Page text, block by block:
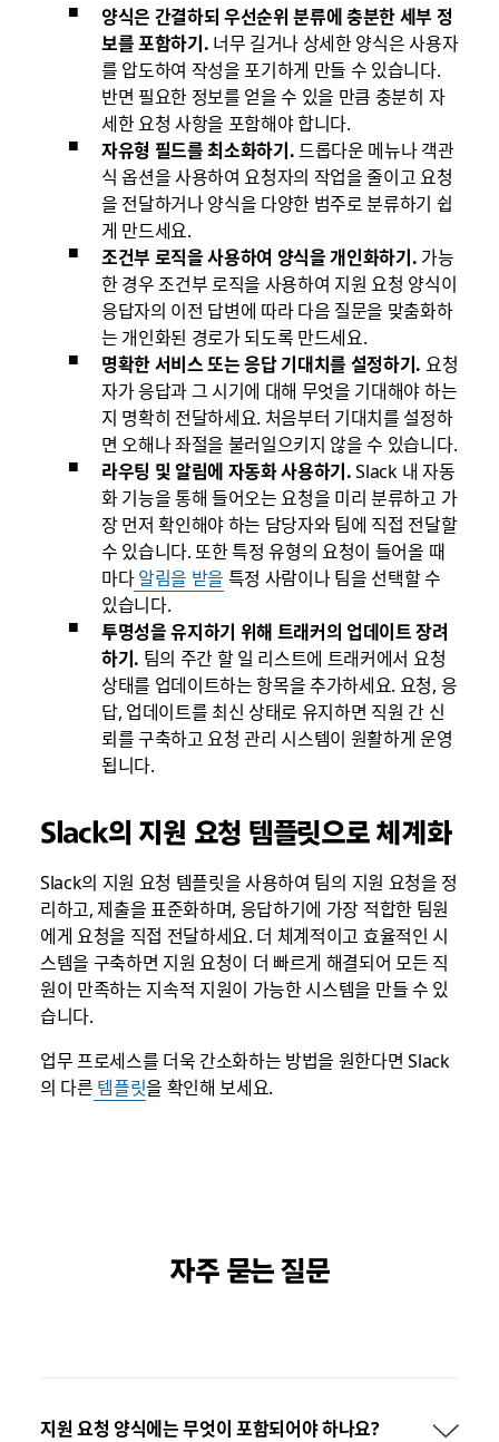
양식은 간결하되 우선순위 분류에 충분한 세부 정
보를 포함하기. 너무 길거나 상세한 양식은 사용자
를 압도하여 작성을 포기하게 만들 수 있습니다.
반면 필요한 정보를 얻을 수 있을 만큼 충분히 자
세한 요청 사항을 포함해야 합니다.
자유형 필드를 최소화하기. 드롭다운 메뉴나 객관
식 옵션을 사용하여 요청자의 작업을 줄이고 요청
을 전달하거나 양식을 다양한 범주로 분류하기 쉽
게 만드세요.
조건부 로직을 사용하여 양식을 개인화하기. 가능
한 경우 조건부 로직을 사용하여 지원 요청 양식이
응답자의 이전 답변에 따라 다음 질문을 맞춤화하
는 개인화된 경로가 되도록 만드세요.
명확한 서비스 또는 응답 기대치를 설정하기. 요청
자가 응답과 그 시기에 대해 무엇을 기대해야 하는
지 명확히 전달하세요. 처음부터 기대치를 설정하
면 오해나 좌절을 불러일으키지 않을 수 있습니다.
라우팅 및 알림에 자동화 사용하기.Slack 내 자동
화 기능을 통해 들어오는 요청을 미리 분류하고 가
장 먼저 확인해야 하는 담당자와 팀에 직접 전달할
수 있습니다. 또한 특정 유형의 요청이 들어올 때
마다알림을 받을 특정 사람이나 팀을 선택할 수
있습니다.
투명성을 유지하기 위해 트래커의 업데이트 장려
하기. 팀의 주간 할 일 리스트에 트래커에서 요청
상태를 업데이트하는 항목을 추가하세요. 요청, 응
답, 업데이트를 최신 상태로 유지하면 직원 간 신
뢰를 구축하고 요청 관리 시스템이 원활하게 운영
됩니다.
Slack의 지원 요청 템플릿으로 체계화
Slack의 지원 요청 템플릿을 사용하여 팀의 지원 요청을 정
리하고, 제출을 표준화하며, 응답하기에 가장 적합한 팀원
에게 요청을 직접 전달하세요. 더 체계적이고 효율적인 시
스템을 구축하면 지원 요청이 더 빠르게 해결되어 모든 직
원이 만족하는 지속적 지원이 가능한 시스템을 만들 수 있
습니다.
업무 프로세스를 더욱 간소화하는 방법을 원한다면 Slack
의 다른 템플릿을 확인해 보세요.
자주 묻는 질문
지원 요청 양식에는 무엇이 포함되어야 하나요?